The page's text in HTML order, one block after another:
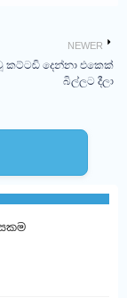
NEWER
කට්ටඬි දෙන්නා එකෙක්
බිල්ලට දීලා